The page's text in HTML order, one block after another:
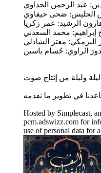
عبد الرحمن الحداوي
في تطوير ما نقدمه
Hosted by Simplecast,
pcm.adswizz.com for
use of personal data for